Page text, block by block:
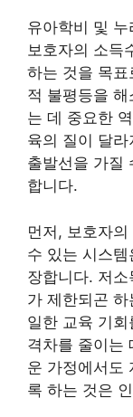
유아학비 및
보호자의 소득
하는 것을 목표
적 불평등을
는 데 중요한
육의 질이 달
출발선을 가질
합니다.
먼저, 보호자
수 있는 시스
장합니다. 저
가 제한되곤
일한 교육 기
격차를 줄이는
운 가정에서도
록 하는 것은